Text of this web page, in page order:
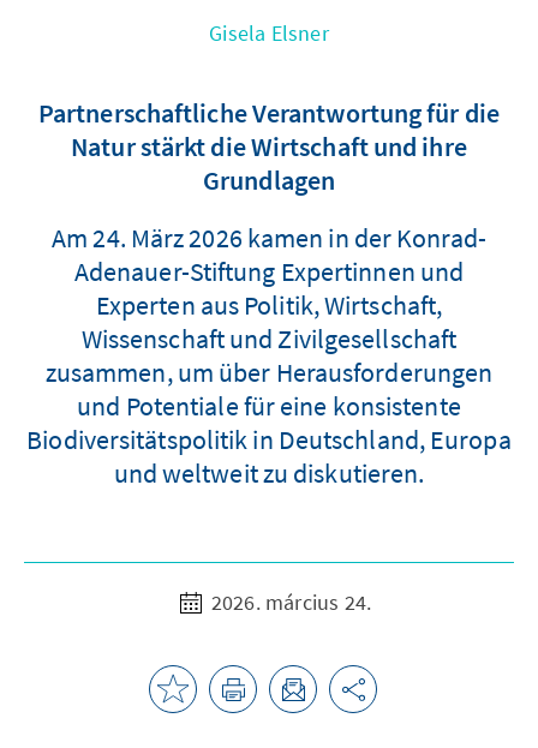
Gisela Elsner
Partnerschaftliche Verantwortung für die
Natur stärkt die Wirtschaft und ihre
Grundlagen
Am 24. März 2026 kamen in der Konrad-
Adenauer-Stiftung Expertinnen und
Experten aus Politik, Wirtschaft,
Wissenschaft und Zivilgesellschaft
zusammen, um über Herausforderungen
und Potentiale für eine konsistente
Biodiversitätspolitik in Deutschland, Europa
und weltweit zu diskutieren.
2026. március 24.